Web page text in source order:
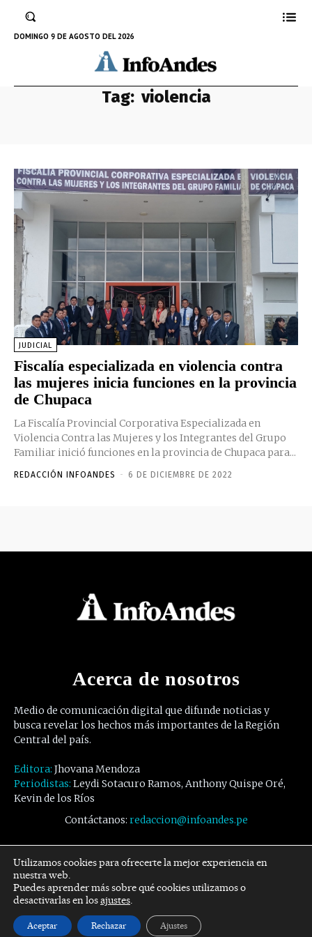
DOMINGO 9 DE AGOSTO DEL 2026
Tag: violencia
JUDICIAL
Fiscalía especializada en violencia contra
las mujeres inicia funciones en la provincia
de Chupaca
La Fiscalía Provincial Corporativa Especializada en
Violencia Contra las Mujeres y los Integrantes del Grupo
Familiar inició funciones en la provincia de Chupaca para...
REDACCIÓN INFOANDES - 6 DE DICIEMBRE DE 2022
Acerca de nosotros
Medio de comunicación digital que difunde noticias y
busca revelar los hechos más importantes de la Región
Central del país.
Editora: Jhovana Mendoza
Periodistas: Leydi Sotacuro Ramos, Anthony Quispe Oré,
Kevin de los Ríos
Contáctanos: redaccion@infoandes.pe
Síguenos
Facebook Twitter Youtube
Utilizamos cookies para ofrecerte la mejor experiencia en
nuestra web.
Puedes aprender más sobre qué cookies utilizamos o
desactivarlas en losajustes.
Aceptar Rechazar Ajustes